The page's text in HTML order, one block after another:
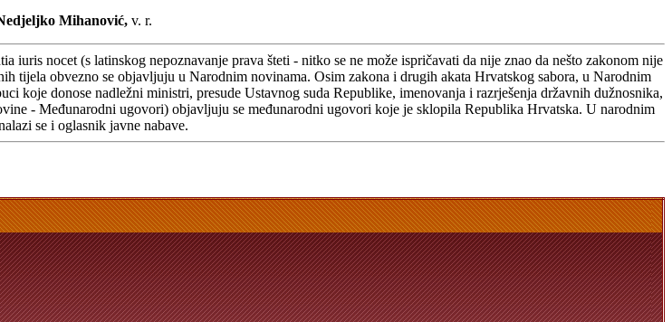
Mihanović, v. r.
nocet (s latinskog nepoznavanje prava šteti - nitko se ne može ispričavati da nije znao da nešto zakonom nije
tijela obvezno se objavljuju u Narodnim novinama. Osim zakona i drugih akata Hrvatskog sabora, u Narodnim
koje donose nadležni ministri, presude Ustavnog suda Republike, imenovanja i razrješenja državnih dužnosnika,
- Međunarodni ugovori) objavljuju se međunarodni ugovori koje je sklopila Republika Hrvatska. U narodnim
se i oglasnik javne nabave.